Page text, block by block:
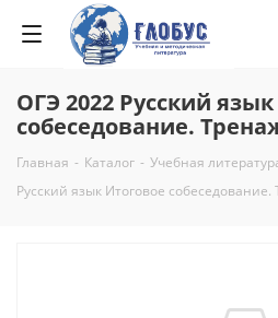
ОГЭ 2022 Русский
собеседование.
Главная - Каталог - Учебная
Русский язык Итоговое